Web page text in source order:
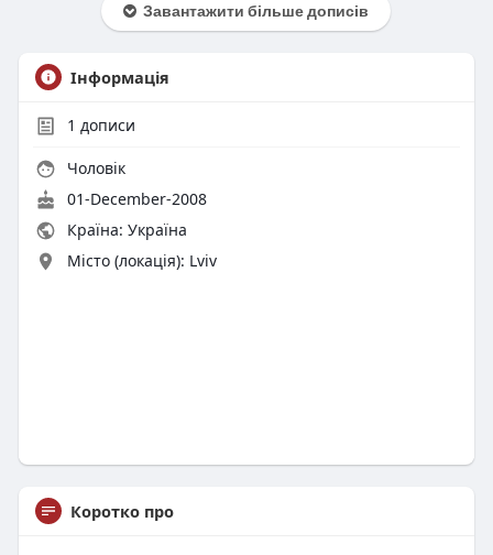
Завантажити більше дописів
Інформація
1 дописи
Чоловік
01-December-2008
Країна: Україна
Місто (локація): Lviv
Коротко про